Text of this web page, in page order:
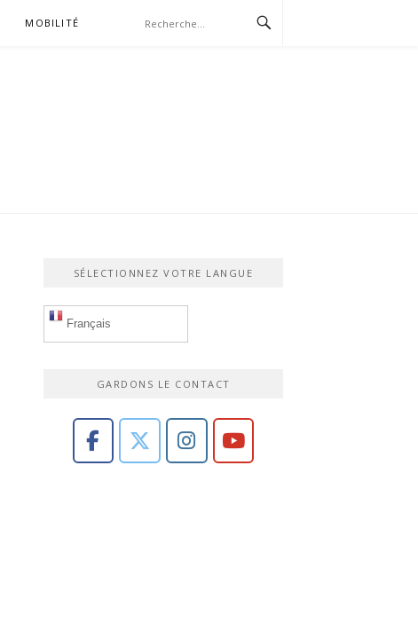
MOBILITÉ
SÉLECTIONNEZ VOTRE LANGUE
Français
GARDONS LE CONTACT